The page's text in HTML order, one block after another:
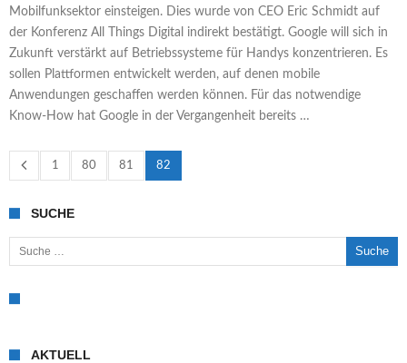
Mobilfunksektor einsteigen. Dies wurde von CEO Eric Schmidt auf
der Konferenz All Things Digital indirekt bestätigt. Google will sich in
Zukunft verstärkt auf Betriebssysteme für Handys konzentrieren. Es
sollen Plattformen entwickelt werden, auf denen mobile
Anwendungen geschaffen werden können. Für das notwendige
Know-How hat Google in der Vergangenheit bereits …
1 80 81 82
SUCHE
Suche nach:
AKTUELL